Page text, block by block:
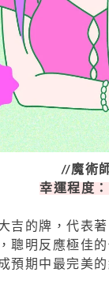
//魔術
幸運程度
吉的牌，代表
聰明反應極佳
預期中最完美的